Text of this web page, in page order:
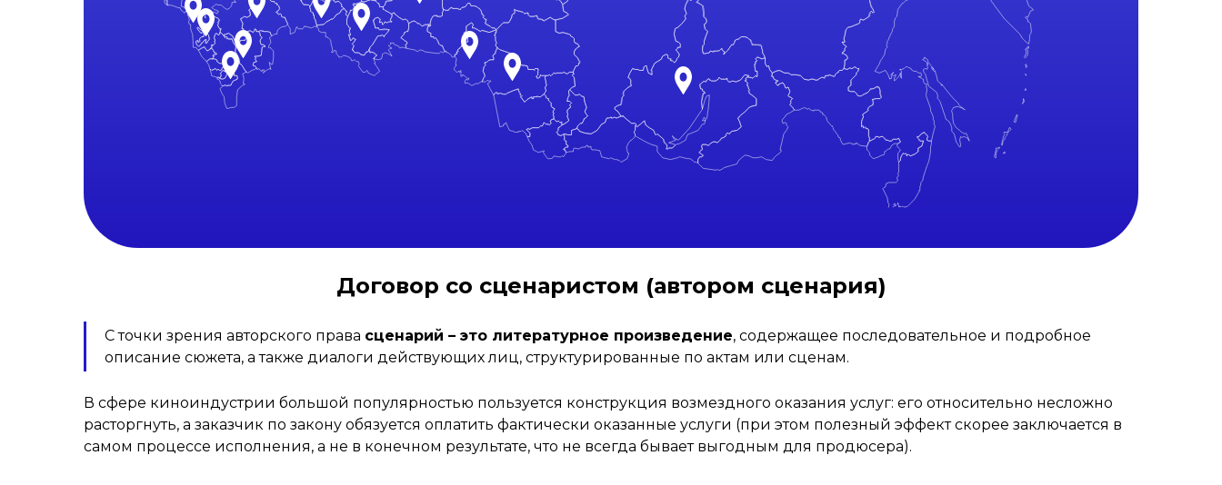
Договор со сценаристом (автором сценария)
С точки зрения авторского права сценарий – это литературное произведение, содержащее последовательное и подробное
описание сюжета, а также диалоги действующих лиц, структурированные по актам или сценам.
В сфере киноиндустрии большой популярностью пользуется конструкция возмездного оказания услуг: его относительно несложно
расторгнуть, а заказчик по закону обязуется оплатить фактически оказанные услуги (при этом полезный эффект скорее заключается в
самом процессе исполнения, а не в конечном результате, что не всегда бывает выгодным для продюсера).